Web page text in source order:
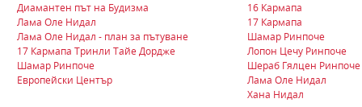
Диамантен път на Будизма
Лама Оле Нидал
Лама Оле Нидал - план за пътуване
17 Кармапа Тринли Тайе Дордже
Шамар Ринпоче
Европейски Център
16 Кармапа
17 Кармапа
Шамар Ринпоче
Лопон Цечу Ринпоче
Шераб Гялцен Ринпоче
Лама Оле Нидал
Хана Нидал